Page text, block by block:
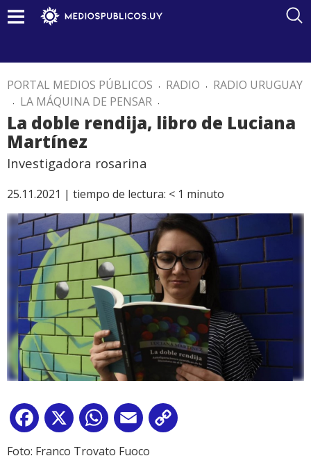
PORTAL MEDIOS PÚBLICOS . RADIO . RADIO URUGUAY
. LA MÁQUINA DE PENSAR .
La doble rendija, libro de Luciana
Martínez
Investigadora rosarina
25.11.2021 | tiempo de lectura: < 1 minuto
Facebook
X WhatsApp
Email
Foto: Franco Trovato Fuoco